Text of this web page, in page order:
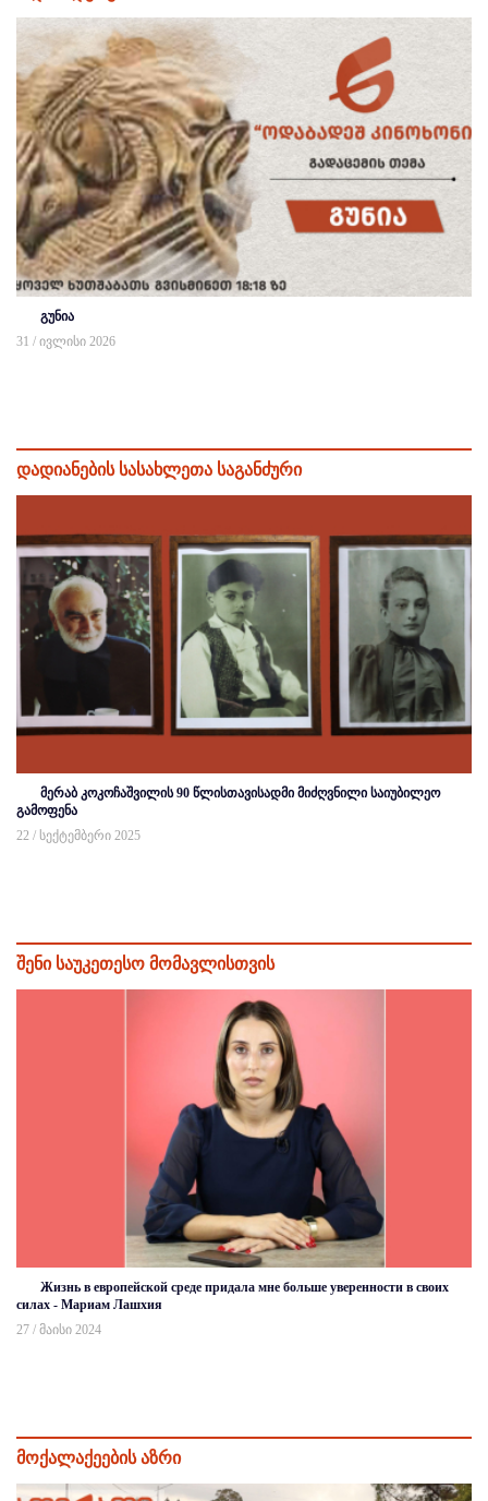
გუნია
31 / ივლისი 2026
დადიანების სასახლეთა საგანძური
მერაბ კოკოჩაშვილის 90 წლისთავისადმი მიძღვნილი საიუბილეო
გამოფენა
22 / სექტემბერი 2025
შენი საუკეთესო მომავლისთვის
Жизнь в европейской среде придала мне больше уверенности в своих
силах - Мариам Лашхия
27 / მაისი 2024
მოქალაქეების აზრი